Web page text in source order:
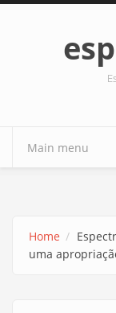
Skip to main content
Home
uma